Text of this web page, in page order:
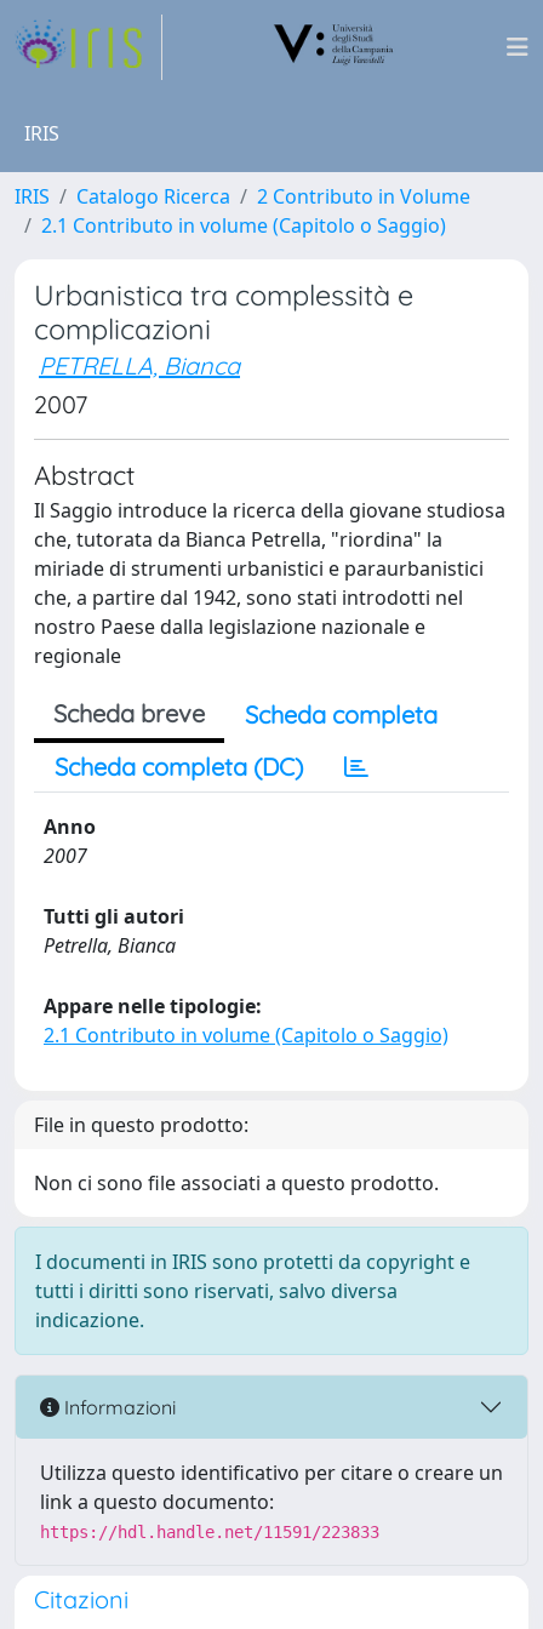
IRIS
IRIS Catalogo Ricerca
2 Contributo in Volume
2.1 Contributo in volume (Capitolo o Saggio)
Urbanistica tra complessità e
complicazioni
PETRELLA, Bianca
2007
Abstract
Il Saggio introduce la ricerca della giovane studiosa
che, tutorata da Bianca Petrella, "riordina" la
miriade di strumenti urbanistici e paraurbanistici
che, a partire dal 1942, sono stati introdotti nel
nostro Paese dalla legislazione nazionale e
regionale
Scheda breve
Scheda completa
Scheda completa (DC)
Anno
2007
Tutti gli autori
Petrella, Bianca
Appare nelle tipologie:
2.1 Contributo in volume (Capitolo o Saggio)
File in questo prodotto:
Non ci sono file associati a questo prodotto.
I documenti in IRIS sono protetti da copyright e
tutti i diritti sono riservati, salvo diversa
indicazione.
Informazioni
Utilizza questo identificativo per citare o creare un
link a questo documento:
https://hdl.handle.net/11591/223833
Citazioni